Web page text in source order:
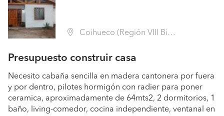
Coihueco (Región VIII Biobío - Ñuble)
Presupuesto construir casa
Necesito cabaña sencilla en madera cantonera por fuera
y por dentro, pilotes hormigón con radier para poner
ceramica, aproximadamente de 64mts2, 2 dormitorios, 1
baño, living-comedor, cocina independiente, ventanal en